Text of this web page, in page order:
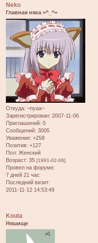
Neko
Главная няка =^_^=
Откуда: ~nyaa~
Зарегистрирован: 2007-11-06
Приглашений: 0
Сообщений: 3005
Уважение: +258
Позитив: +127
Пол: Женский
Возраст: 35 [1991-02-06]
Провел на форуме:
7 дней 21 час
Последний визит:
2011-11-12 14:53:49
Kouta
Няшище